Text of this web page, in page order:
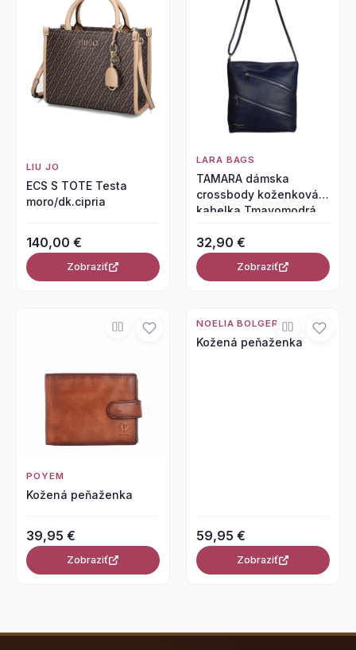
LIU JO
ECS S TOTE Testa
moro/dk.cipria
140,00 €
Zobraziť
LARA BAGS
TAMARA dámska
crossbody koženková
kabelka Tmavomodrá
32,90 €
Zobraziť
POYEM
Kožená peňaženka
39,95 €
Zobraziť
NOELIA BOLGER
Kožená peňaženka
59,95 €
Zobraziť